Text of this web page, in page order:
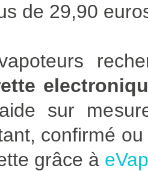
de 29,90
sur
confirmé
grâce à